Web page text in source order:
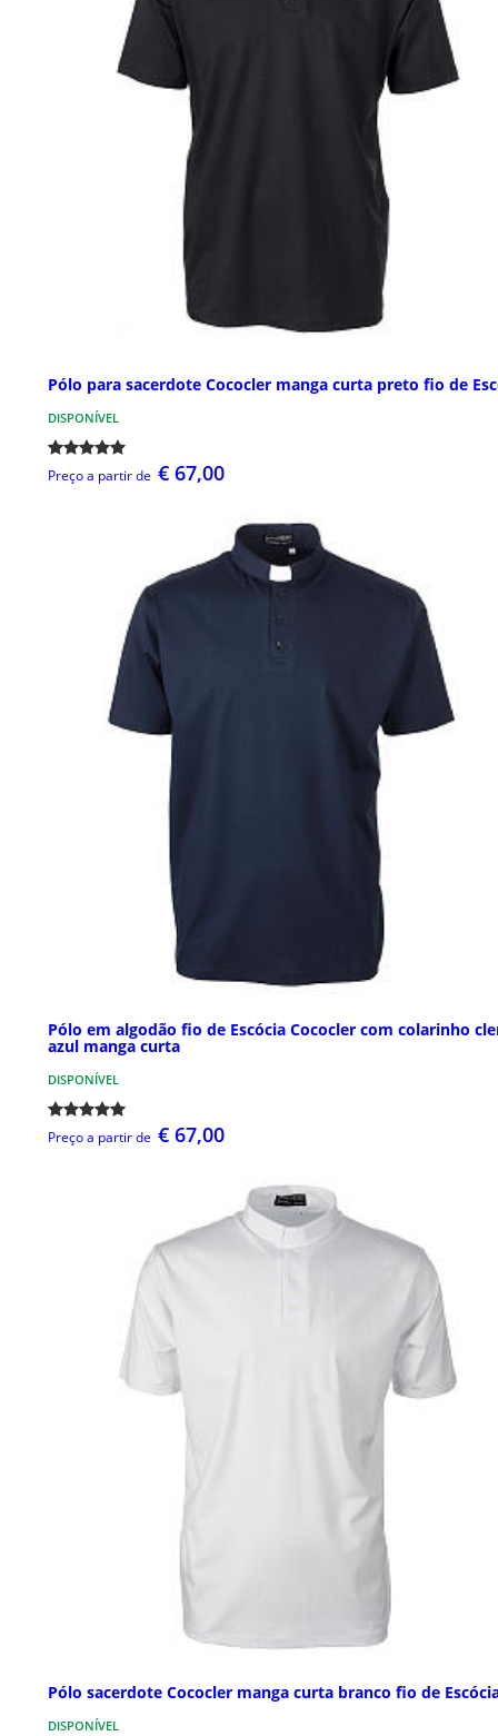
Pólo para sacerdote Cococler manga curta preto fio de
DISPONÍVEL
Preço a partir de € 67,00
Pólo em algodão fio de Escócia Cococler com colarinho
azul manga curta
DISPONÍVEL
Preço a partir de € 67,00
Pólo sacerdote Cococler manga curta branco fio de
DISPONÍVEL